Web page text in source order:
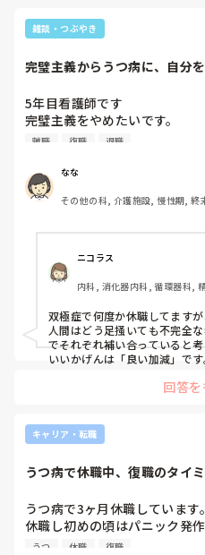
雑談・つぶやき
完璧主義からうつ病に、自分
5年目看護師です
完璧主義をやめたいです。
どんなに人から褒められても
もっとできるはずだとか、今
の人もこれぐらい当たり前に
にならないと、という考えが
完璧主義などが影響してうつ
誰かに相談すると、そんなに
いんだよ、まぁいっかって思
といったアドバイスをもらう
その通りだと思う反面、人の
けがない、まぁいっかでいい
今は働ける状態ではないので
このままではいけない、変わり
離職 復職 退職
なな
その他の科, 介護施設, 慢性期, 終
ニコラス
内科, 消化器内科, 循環器科,
双極症で何度か休職してます
人間はどう足掻いても不完全
でそれぞれ補い合っていると
いいかげんは「良い加減」です
あなたは楽しんでいいんです。
回答
キャリア・転職
うつ病で休職中、復職のタイ
うつ病で3ヶ月休職しています。
休職し初めの頃はパニック発
そして、とにかく薬を飲んで
うつ 休職 復職